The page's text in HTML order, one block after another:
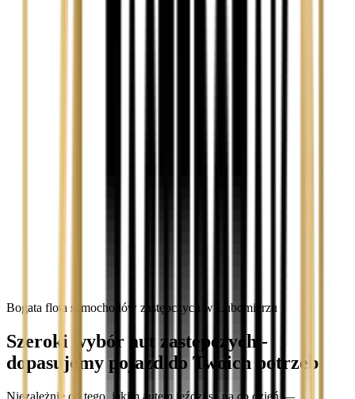
Bogata flota samochodów zastępczych w Lubomierzu
Szeroki wybór aut zastępczych -
dopasujemy pojazd do Twoich potrzeb
Niezależnie od tego, jakim autem jeździisz na co dzień —